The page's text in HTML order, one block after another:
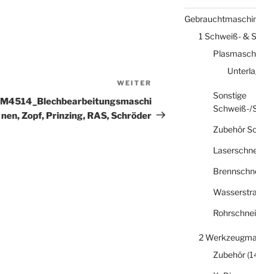
Beitrag
WEITER
M4514_Blechbearbeitungsmaschi
nen, Zopf, Prinzing, RAS, Schröder
1 Schweiß- &
Sonstige
Schweiß-/
Zubehör
2
Zubehör